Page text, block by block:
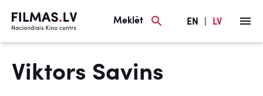
Meklēt EN LV
Viktors Savins